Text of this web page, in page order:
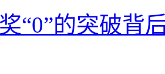
“0”的突破背